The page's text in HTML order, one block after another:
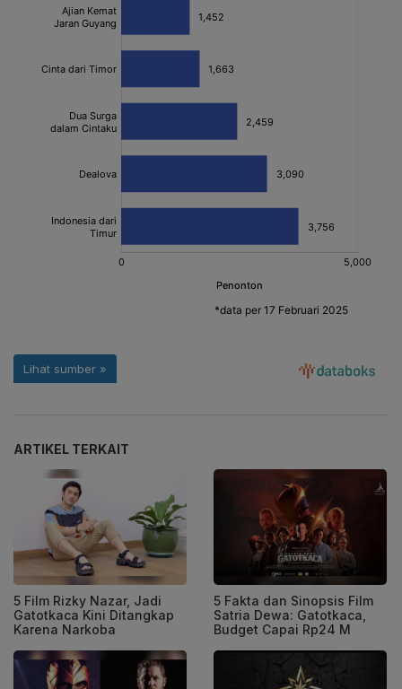
ARTIKEL TERKAIT
5 Film Rizky Nazar, Jadi
Gatotkaca Kini Ditangkap
Karena Narkoba
5 Fakta dan Sinopsis Film
Satria Dewa: Gatotkaca,
Budget Capai Rp24 M